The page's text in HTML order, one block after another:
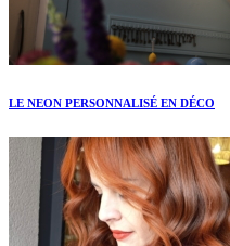
LE NEON PERSONNALISÉ EN DÉCO